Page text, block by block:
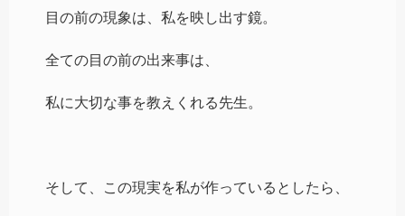
目の前の現象は、私を映し出す鏡。
全ての目の前の出来事は、
私に大切な事を教えくれる先生。
そして、この現実を私が作っているとしたら、